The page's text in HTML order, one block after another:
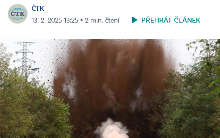
ČTK
13. 2. 2025 13:25 ▪ 2 min. čtení PŘEHRÁT ČLÁNEK